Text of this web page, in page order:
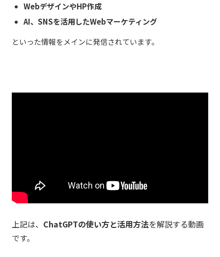
WebデザインやHP作成
AI、SNSを活用したWebマーケティング
といった情報をメインに発信されています。
上記は、 ChatGPTの使い方と活用方法を解説する動画
です。